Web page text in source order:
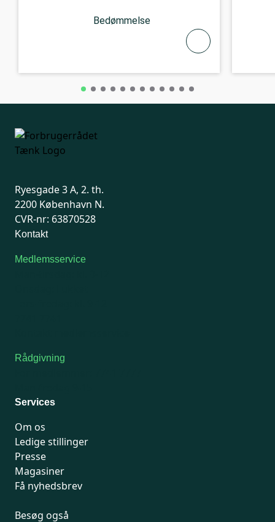
Bedømmelse
Ryesgade 3 A, 2. th.
2200 København N.
CVR-nr: 63870528
Kontakt
Medlemsservice
Rådgivning
Services
Om os
Ledige stillinger
Presse
Magasiner
Få nyhedsbrev
Besøg også